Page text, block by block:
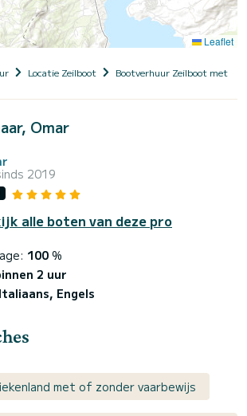
Leaflet
Locatie Zeilboot Bootverhuur Zeilboot met
Omar
2019
alle boten van deze pro
100 %
2 uur
Italiaans, Engels
met of zonder vaarbewijs